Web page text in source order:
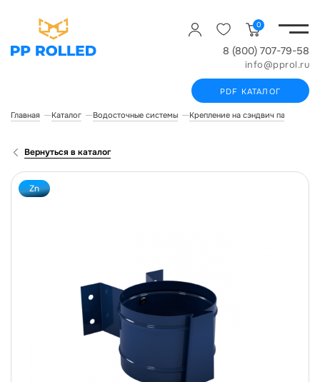
0
8 (800) 707-79-58
info@pprol.ru
PDF КАТАЛОГ
Главная Каталог Водосточные системы Крепление на сэндвич панель
Вернуться в каталог
Zn